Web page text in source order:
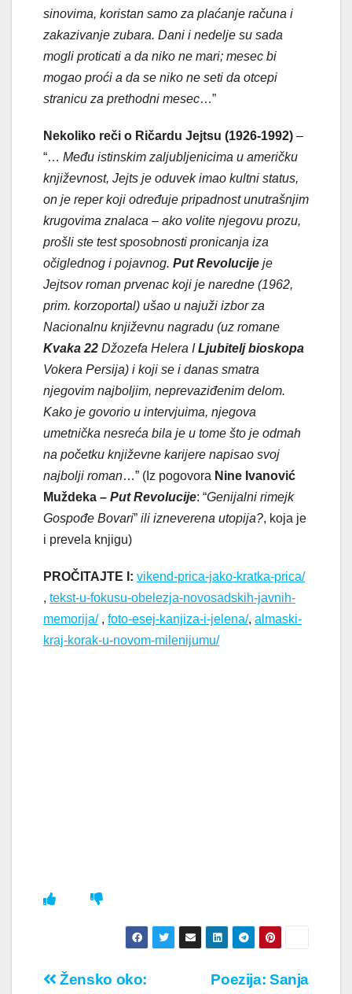
sinovima, koristan samo za plaćanje računa i
zakazivanje zubara. Dani i nedelje su sada
mogli proticati a da niko ne mari; mesec bi
mogao proći a da se niko ne seti da otcepi
stranicu za prethodni mesec…”
Nekoliko reči o Ričardu Jejtsu (1926-1992) –
“… Među istinskim zaljubljenicima u američku
književnost, Jejts je oduvek imao kultni status,
on je reper koji određuje pripadnost unutrašnjim
krugovima znalaca – ako volite njegovu prozu,
prošli ste test sposobnosti pronicanja iza
očiglednog i pojavnog. Put Revolucije je
Jejtsov roman prvenac koji je naredne (1962,
prim. korzoportal) ušao u najuži izbor za
Nacionalnu književnu nagradu (uz romane
Kvaka 22 Džozefa Helera ILjubitelj bioskopa
Vokera Persija) i koji se i danas smatra
njegovim najboljim, neprevaziđenim delom.
Kako je govorio u intervjuima, njegova
umetnička nesreća bila je u tome što je odmah
na početku književne karijere napisao svoj
najbolji roman…” (Iz pogovora Nine Ivanović
Muždeka – Put Revolucije: “Genijalni rimejk
Gospođe Bovari” ili izneverena utopija?, koja je
i prevela knjigu)
PROČITAJTE I: vikend-prica-jako-kratka-prica/
, tekst-u-fokusu-obelezja-novosadskih-javnih-
memorija/, foto-esej-kanjiza-i-jelena/, almaski-
kraj-korak-u-novom-milenijumu/
Кретање
Poezija: Sanja
Žensko oko: